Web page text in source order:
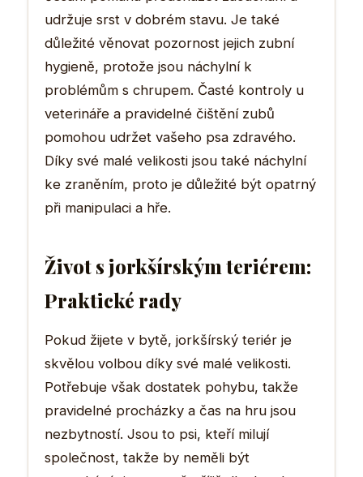
udržuje srst v dobrém stavu. Je také
důležité věnovat pozornost jejich zubní
hygieně, protože jsou náchylní k
problémům s chrupem. Časté kontroly u
veterináře a pravidelné čištění zubů
pomohou udržet vašeho psa zdravého.
Díky své malé velikosti jsou také náchylní
ke zraněním, proto je důležité být opatrný
při manipulaci a hře.
Život s jorkšírským teriérem:
Praktické rady
Pokud žijete v bytě, jorkšírský teriér je
skvělou volbou díky své malé velikosti.
Potřebuje však dostatek pohybu, takže
pravidelné procházky a čas na hru jsou
nezbytností. Jsou to psi, kteří milují
společnost, takže by neměli být